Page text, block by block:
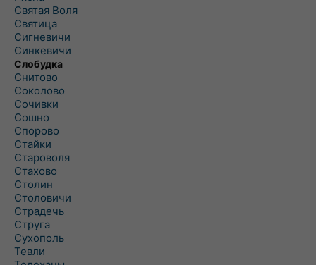
Святая Воля
Святица
Сигневичи
Синкевичи
Слобудка
Снитово
Соколово
Сочивки
Сошно
Спорово
Стайки
Староволя
Стахово
Столин
Столовичи
Страдечь
Струга
Сухополь
Тевли